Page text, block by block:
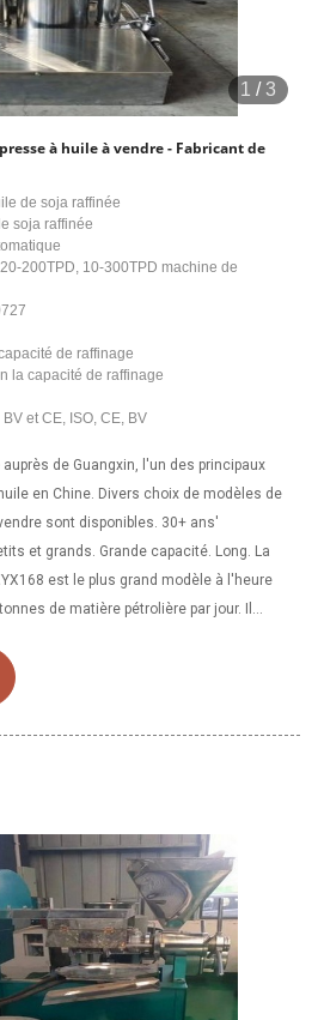
1 /3
à huile à vendre - Fabricant de
de soja raffinée
soja raffinée
200TPD, 10-300TPD machine de
de raffinage
la capacité de raffinage
et CE, ISO, CE, BV
de Guangxin, l'un des principaux
en Chine. Divers choix de modèles de
sont disponibles. 30+ ans'
et grands. Grande capacité. Long. La
est le plus grand modèle à l'heure
de matière pétrolière par jour. Il
de lin, de graines d'huile
et